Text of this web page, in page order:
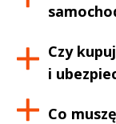
Czy
i
Co